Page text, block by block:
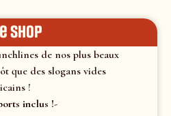
shop
de nos plus beaux
que des slogans vides
!
inclus !-